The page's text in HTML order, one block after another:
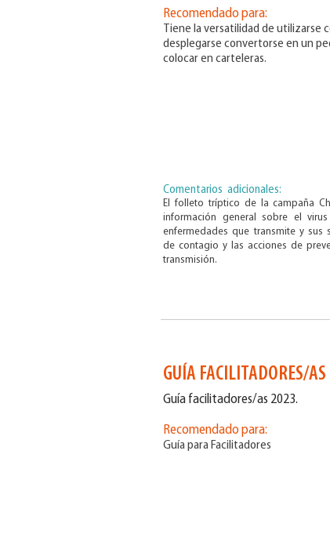
El folleto tríptico de la campaña
información general sobre el
enfermedades que transmite y sus
de contagio y las acciones de
transmisión.
Tiene la versatilidad de utilizarse
desplegarse convertorse en un
colocar en carteleras.
Recomendado para:
Comentarios adicionales:
GUÍA FACILITADORES/
Guía facilitadores/as 2023.
Guía para Facilitadores
Recomendado para: